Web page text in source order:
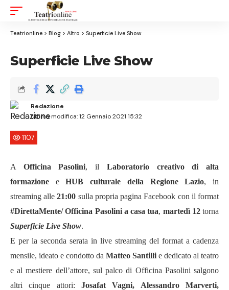
Teatrionline > Blog > Altro > Superficie Live Show
Superficie Live Show
Ultima modifica: 12 Gennaio 2021 15:32
Redazione
1107
A Officina Pasolini, il Laboratorio creativo di alta
formazione eHUB culturale della Regione Lazio, in
streaming alle21:00 sulla propria pagina Facebook con il format
#DirettaMente/ Officina Pasolini a casa tua, martedì 12torna
Superficie Live Show.
E per la seconda serata in live streaming del format a cadenza
mensile, ideato e condotto da Matteo Santilli e dedicato al teatro
e al mestiere dell’attore, sul palco di Officina Pasolini salgono
altri cinque attori: Josafat Vagni, Alessandro Marverti,